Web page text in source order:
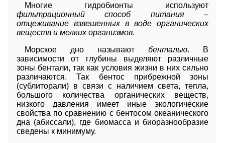
Многие гидробионты используют
фильтрационный способ питания –
отцеживание взвешенных в воде органических
веществ и мелких организмов.
Морское дно называют бенталью. В
зависимости от глубины выделяют различные
зоны бентали, так как условия жизни в них сильно
различаются. Так бентос прибрежной зоны
(сублиторали) в связи с наличием света, тепла,
большого количества органических веществ,
низкого давления имеет иные экологические
свойства по сравнению с бентосом океанического
дна (абиссали), где биомасса и биоразнообразие
сведены к минимуму.